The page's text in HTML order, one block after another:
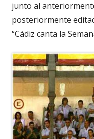
junto al
posteriormente
“Cádiz canta la